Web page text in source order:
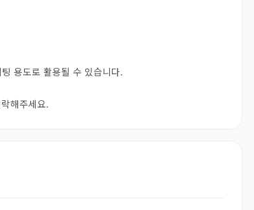
용도로 활용될 수 있습니다.
해주세요.